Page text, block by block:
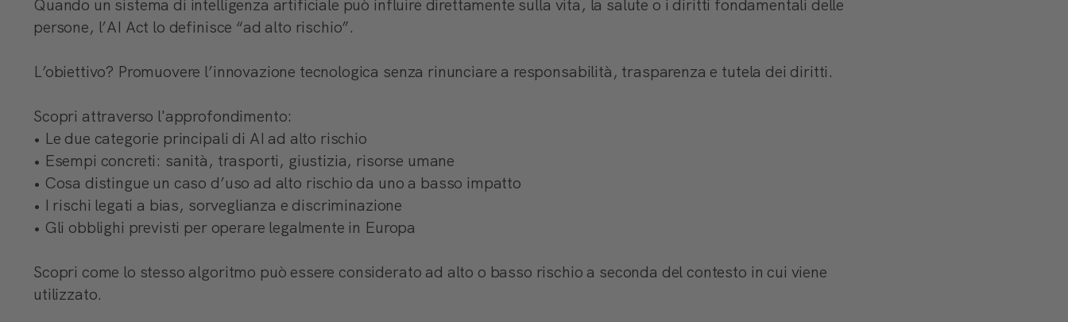
Quando un sistema di intelligenza artificiale può influire direttamente sulla vita, la salute o i diritti fondamentali delle
persone, l’AI Act lo definisce “ad alto rischio”.
L’obiettivo? Promuovere l’innovazione tecnologica senza rinunciare a responsabilità, trasparenza e tutela dei diritti.
Scopri attraverso l'approfondimento:
• Le due categorie principali di AI ad alto rischio
• Esempi concreti: sanità, trasporti, giustizia, risorse umane
• Cosa distingue un caso d’uso ad alto rischio da uno a basso impatto
• I rischi legati a bias, sorveglianza e discriminazione
• Gli obblighi previsti per operare legalmente in Europa
Scopri come lo stesso algoritmo può essere considerato ad alto o basso rischio a seconda del contesto in cui viene
utilizzato.